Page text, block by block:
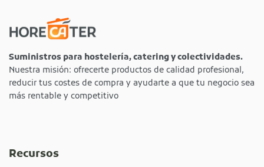
Suministros para hostelería, catering y colectividades.
Nuestra misión: ofrecerte productos de calidad profesional,
reducir tus costes de compra y ayudarte a que tu negocio sea
más rentable y competitivo
Recursos